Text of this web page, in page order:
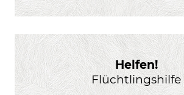
Helfen!
Flüchtlingshilfe